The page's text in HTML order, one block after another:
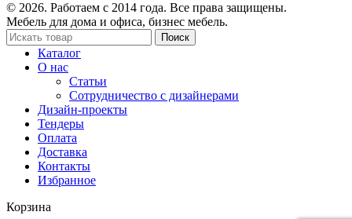
© 2026. Работаем с 2014 года. Все права защищены.
Мебель для дома и офиса, бизнес мебель.
Поиск
Каталог
О нас
Статьи
Сотрудничество с дизайнерами
Дизайн-проекты
Тендеры
Оплата
Доставка
Контакты
Избранное
Корзина